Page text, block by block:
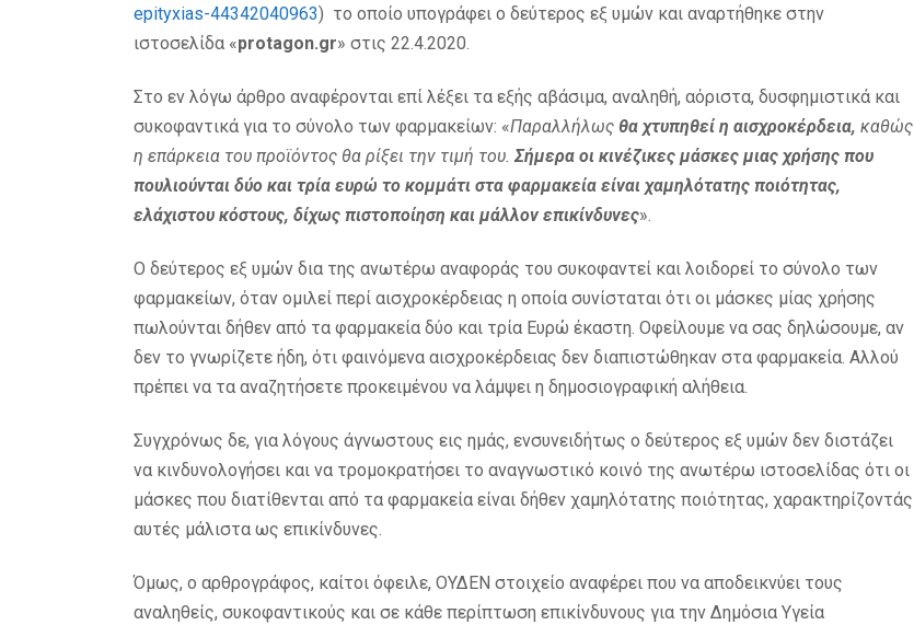
epityxias-44342040963) το οποίο υπογράφει ο δεύτερος εξ υμών και αναρτήθηκε στην
ιστοσελίδα «protagon.gr» στις 22.4.2020.
Στο εν λόγω άρθρο αναφέρονται επί λέξει τα εξής αβάσιμα, αναληθή, αόριστα, δυσφημιστικά και
συκοφαντικά για το σύνολο των φαρμακείων: «Παραλλήλως θα χτυπηθεί η αισχροκέρδεια, καθώς
η επάρκεια του προϊόντος θα ρίξει την τιμή του.Σήμερα οι κινέζικες μάσκες μιας χρήσης που
πουλιούνται δύο και τρία ευρώ το κομμάτι στα φαρμακεία είναι χαμηλότατης ποιότητας,
ελάχιστου κόστους, δίχως πιστοποίηση και μάλλον επικίνδυνες».
Ο δεύτερος εξ υμών δια της ανωτέρω αναφοράς του συκοφαντεί και λοιδορεί το σύνολο των
φαρμακείων, όταν ομιλεί περί αισχροκέρδειας η οποία συνίσταται ότι οι μάσκες μίας χρήσης
πωλούνται δήθεν από τα φαρμακεία δύο και τρία Ευρώ έκαστη. Οφείλουμε να σας δηλώσουμε, αν
δεν το γνωρίζετε ήδη, ότι φαινόμενα αισχροκέρδειας δεν διαπιστώθηκαν στα φαρμακεία. Αλλού
πρέπει να τα αναζητήσετε προκειμένου να λάμψει η δημοσιογραφική αλήθεια.
Συγχρόνως δε, για λόγους άγνωστους εις ημάς, ενσυνειδήτως ο δεύτερος εξ υμών δεν διστάζει
να κινδυνολογήσει και να τρομοκρατήσει το αναγνωστικό κοινό της ανωτέρω ιστοσελίδας ότι οι
μάσκες που διατίθενται από τα φαρμακεία είναι δήθεν χαμηλότατης ποιότητας, χαρακτηρίζοντάς
αυτές μάλιστα ως επικίνδυνες.
Όμως, ο αρθρογράφος, καίτοι όφειλε, ΟΥΔΕΝ στοιχείο αναφέρει που να αποδεικνύει τους
αναληθείς, συκοφαντικούς και σε κάθε περίπτωση επικίνδυνους για την Δημόσια Υγεία